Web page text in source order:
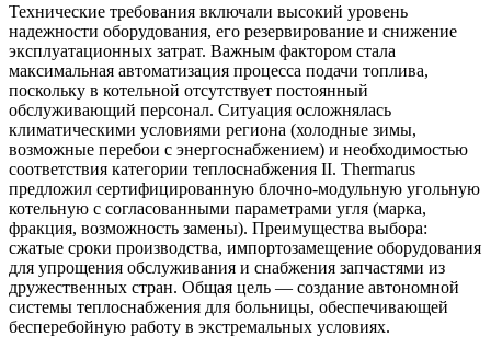
Технические требования включали высокий уровень
надежности оборудования, его резервирование и снижение
эксплуатационных затрат. Важным фактором стала
максимальная автоматизация процесса подачи топлива,
поскольку в котельной отсутствует постоянный
обслуживающий персонал. Ситуация осложнялась
климатическими условиями региона (холодные зимы,
возможные перебои с энергоснабжением) и необходимостью
соответствия категории теплоснабжения II. Thermarus
предложил сертифицированную блочно-модульную угольную
котельную с согласованными параметрами угля (марка,
фракция, возможность замены). Преимущества выбора:
сжатые сроки производства, импортозамещение оборудования
для упрощения обслуживания и снабжения запчастями из
дружественных стран. Общая цель — создание автономной
системы теплоснабжения для больницы, обеспечивающей
бесперебойную работу в экстремальных условиях.